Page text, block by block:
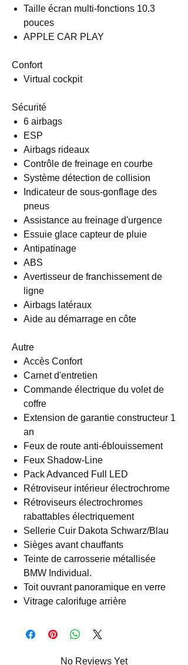
Taille écran multi-fonctions 10.3
pouces
APPLE CAR PLAY
Confort
Virtual cockpit
Sécurité
6 airbags
ESP
Airbags rideaux
Contrôle de freinage en courbe
Système détection de collision
Indicateur de sous-gonflage des
pneus
Assistance au freinage d'urgence
Essuie glace capteur de pluie
Antipatinage
ABS
Avertisseur de franchissement de
ligne
Airbags latéraux
Aide au démarrage en côte
Autre
Accès Confort
Carnet d'entretien
Commande électrique du volet de
coffre
Extension de garantie constructeur 1
an
Feux de route anti-éblouissement
Feux Shadow-Line
Pack Advanced Full LED
Rétroviseur intérieur électrochrome
Rétroviseurs électrochromes
rabattables électriquement
Sellerie Cuir Dakota Schwarz/Blau
Sièges avant chauffants
Teinte de carrosserie métallisée
BMW Individual.
Toit ouvrant panoramique en verre
Vitrage calorifuge arrière
No Reviews Yet